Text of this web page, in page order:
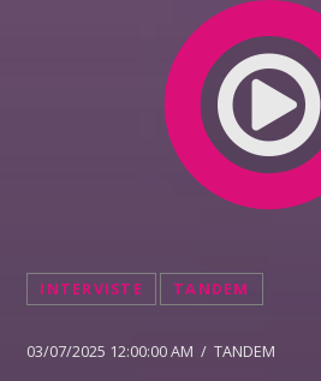
INTERVISTE TANDEM
03/07/2025 12:00:00 AM / TANDEM